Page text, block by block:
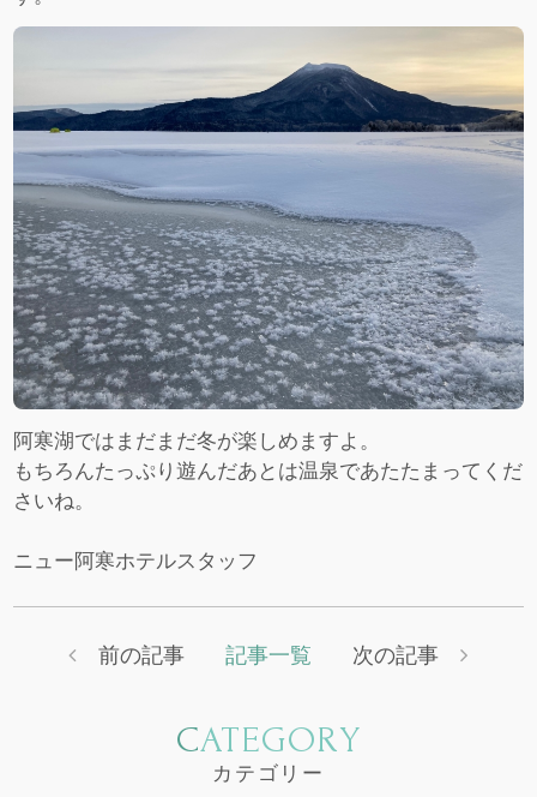
阿寒湖ではまだまだ冬が楽しめますよ。
もちろんたっぷり遊んだあとは温泉であたたまってくだ
さいね。
ニュー阿寒ホテルスタッフ
前の記事 記事一覧 次の記事
CATEGORY
カテゴリー